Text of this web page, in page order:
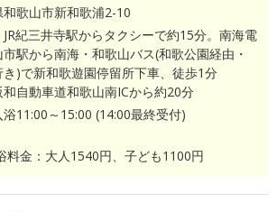
歌山市新和歌浦2-10
JR紀三井寺駅からタクシーで約15分。南海電
駅から南海・和歌山バス(和歌公園経由・
)で新和歌遊園停留所下車、徒歩1分
和自動車道和歌山南ICから約20分
浴11:00～15:00 (14:00最終受付)
料金：大人1540円、子ども1100円